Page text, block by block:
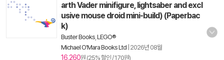
arth Vader minifigure, lightsaber and excl
usive mouse droid mini-build) (Paperbac
k)
Buster Books LEGO®
Michael O'Mara Books Ltd 2026년 08월
16,260원 (25% 할인 / 170원)